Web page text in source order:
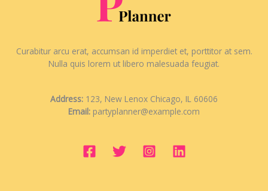
Curabitur arcu erat, accumsan id imperdiet et, porttitor at sem.
Nulla quis lorem ut libero malesuada feugiat.
Address: 123, New Lenox Chicago, IL 60606
Email: partyplanner@example.com